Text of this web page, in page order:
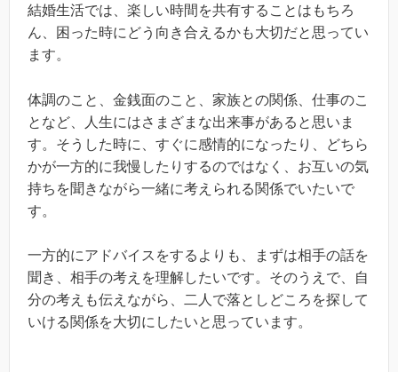
結婚生活では、楽しい時間を共有することはもちろ
ん、困った時にどう向き合えるかも大切だと思ってい
ます。
体調のこと、金銭面のこと、家族との関係、仕事のこ
となど、人生にはさまざまな出来事があると思いま
す。そうした時に、すぐに感情的になったり、どちら
かが一方的に我慢したりするのではなく、お互いの気
持ちを聞きながら一緒に考えられる関係でいたいで
す。
一方的にアドバイスをするよりも、まずは相手の話を
聞き、相手の考えを理解したいです。そのうえで、自
分の考えも伝えながら、二人で落としどころを探して
いける関係を大切にしたいと思っています。